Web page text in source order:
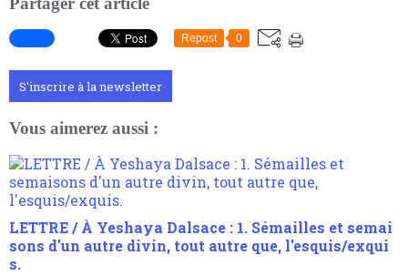
Repost 0
S'inscrire à la newsletter
Vous aimerez aussi :
LETTRE / À Yeshaya Dalsace : 1. Sémailles et semai
sons d'un autre divin, tout autre que, l'esquis/exqui
s.